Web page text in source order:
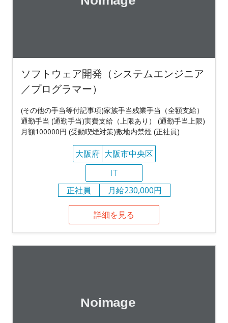
ソフトウェア開発（システムエンジニア
／プログラマー）
(その他の手当等付記事項)家族手当残業手当（全額支給）
通勤手当 (通勤手当)実費支給（上限あり） (通勤手当上限)
月額100000円 (受動喫煙対策)敷地内禁煙 (正社員)
大阪府 大阪市中央区
IT
正社員
月給230,000円
詳細を見る